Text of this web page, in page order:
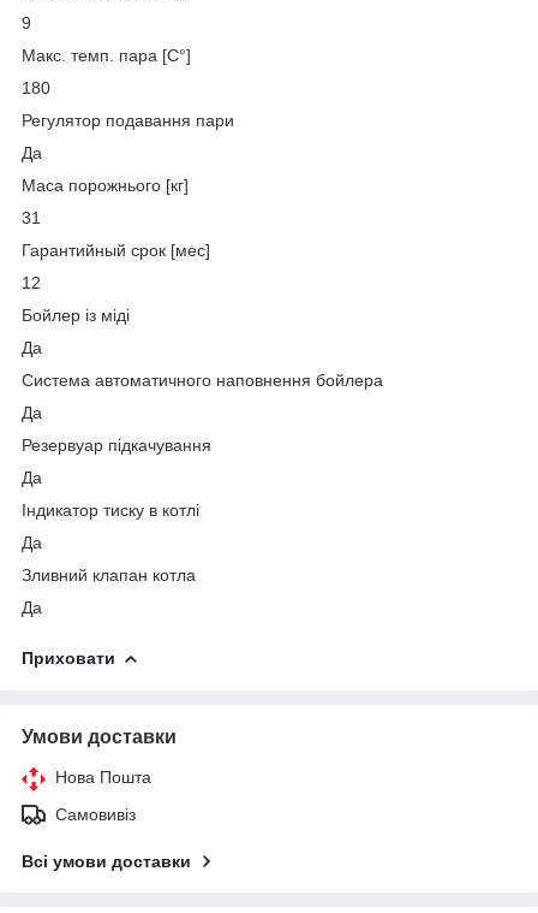
9
Макс. темп. пара [C°]
180
Регулятор подавання пари
Да
Маса порожнього [кг]
31
Гарантийный срок [мес]
12
Бойлер із міді
Да
Система автоматичного наповнення бойлера
Да
Резервуар підкачування
Да
Індикатор тиску в котлі
Да
Зливний клапан котла
Да
Приховати
Умови доставки
Нова Пошта
Самовивіз
Всі умови доставки